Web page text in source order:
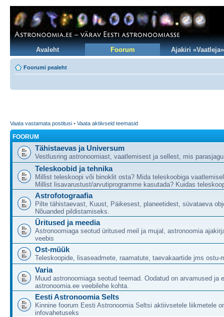
Avaleht Foorum Ajakiri «Vaatleja»
Foorumi pealeht
Vaata vastamata postitusi • Vaata aktiivseid teemasid
FOORUM
Tähistaevas ja Universum
Vestlusring astronoomiast, vaatlemisest ja sellest, mis
Teleskoobid ja tehnika
Millist teleskoopi või binoklit osta? Mida teleskoobiga
Millist lisavarustust/arvutiprogramme kasutada? Kuidas
Astrofotograafia
Pilte tähistaevast, Kuust, Päikesest, planeetidest, süvataeva
Nõuanded pildistamiseks.
Üritused ja meedia
Astronoomiaga seotud üritused meil ja mujal, astronoomia
veebis
Ost-müük
Teleskoopide, lisaseadmete, raamatute, taevakaartide jms ostu-
Varia
Muud astronoomiaga seotud teemad. Oodatud on arvamused ja
astronoomia.ee veebilehe kohta.
Eesti Astronoomia Selts
Kinnine foorum Eesti Astronoomia Seltsi aktiivsetele liikmetele
infovahetuseks